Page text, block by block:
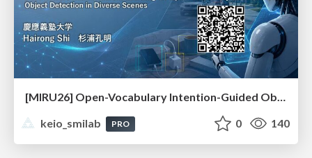
keio_smilab
PRO 0 140